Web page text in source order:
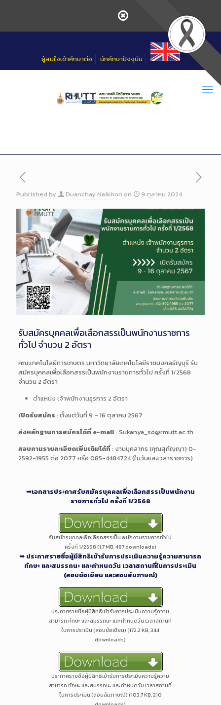
ผู้สนใจเข้าศึกษาต่อ นักศึกษาปัจจุบัน
Published by Duanchay Naikhon on 9 ตุลาคม 2024
รับสมัครบุคคลเพื่อเลือกสรรเป็นพนักงานราชการ
ทั่วไป จำนวน 2 อัตรา
คณะเทคโนโลยีการเกษตร มหาวิทยาลัยเทคโนโลยีราชมงคลธัญบุรี รับ
สมัครบุคคลเพื่อเลือกสรรเป็นพนักงานราชการทั่วไป ครั้งที่ 1/2568
จำนวน 2 อัตรา
ตำแหน่ง เจ้าพนักงานธุรการ 2 อัตรา
เปิดรับสมัคร : ตั้งแต่วันที่ 9 – 16 ตุลาคม 2567
ส่งหลักฐานการสมัครได้ที่ e-mail: Sukanya_so@rmutt.ac.th
สอบถามรายละเอียดเพิ่มเติมได้ที่ : งานบุคลากร (คุณสุกัญญา) 0-
2592-1955 ต่อ 2077 หรือ 085-4484724 (ในวันและเวลาราชการ)
➥เอกสารประกาศรับสมัครบุคคลเพื่อเลือกสรรเป็นพนักงาน
ราชการทั่วไป ครั้งที่ 1/2568
รับสมัครบุคคลเพื่อเลือกสรรเป็น พนักงานราชการทั่วไป
ครั้งที่ 1/2568 (1.7 MB, 487 downloads)
➥ ประกาศรายชื่อผู้มีสิทธิเข้ารับการประเมินความรู้ความสามารถ
ทักษะ และสมรรถนะ และกำหนดวัน เวลาสถานที่ในการประเมิน
(สอบข้อเขียน และสอบสัมภาษณ์)
ประกาศรายชื่อผู้มีสิทธิเข้ารับการประเมินความรู้ความ
สามารถ ทักษะ และสมรรถนะ และกำหนดวัน เวลาสถานที่
ในการประเมิน (สอบข้อเขียน) (172.2 KB, 344
downloads)
ประกาศรายชื่อผู้มีสิทธิเข้ารับการประเมินความรู้ความ
สามารถ ทักษะ และสมรรถนะ และกำหนดวัน เวลาสถานที่
ในการประเมิน (สอบสัมภาษณ์) (103.7 KB, 210